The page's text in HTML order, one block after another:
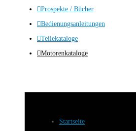
Prospekte / Bücher
Bedienungsanleitungen
Teilekataloge
Motorenkataloge
Startseite